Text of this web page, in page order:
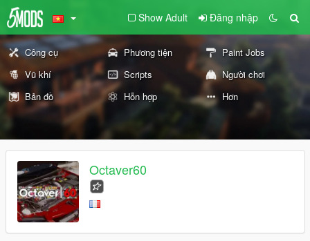
Show Adult Đăng nhập
Công cụ Phương tiện
Paint Jobs
Vũ khí
Scripts
Người chơi
Bản đồ
Hỗn hợp Hơn
Octaver60